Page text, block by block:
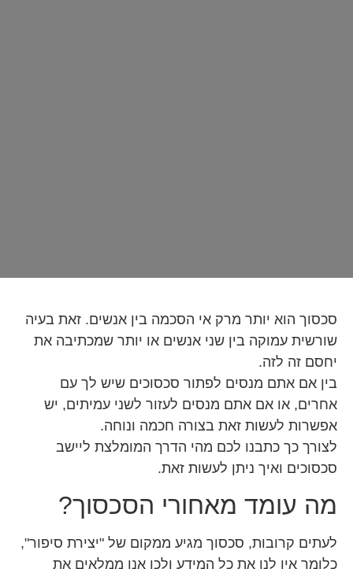
סכסוך הוא יותר מרק אי הסכמה בין אנשים. זאת בעיה
שורשית עמוקה בין שני אנשים או יותר שמכתיבה את
יחסם זה לזה.
בין אם אתם מנסים לפתור סכסוכים שיש לך עם
אחרים, או אם אתם מנסים לעזור לשני עמיתים, יש
אפשרות לעשות זאת בצורה חכמה ונוחה.
לצורך כך כתבנו לכם מהי הדרך המומלצת ליישב
סכסוכים ואיך ניתן לעשות זאת.
מה עומד מאחורי הסכסוך?
לעתים קרובות, סכסוך מגיע ממקום של "יצירת סיפור",
כלומר אין לנו את כל המידע ולכן אנו ממלאים את